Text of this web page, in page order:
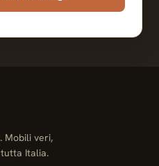
Mobili veri,
Italia.